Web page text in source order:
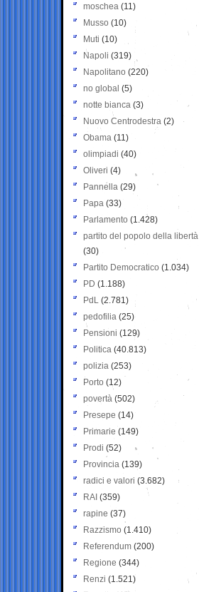
moschea (11)
Musso (10)
Muti (10)
Napoli (319)
Napolitano (220)
no global (5)
notte bianca (3)
Nuovo Centrodestra (2)
Obama (11)
olimpiadi (40)
Oliveri (4)
Pannella (29)
Papa (33)
Parlamento (1.428)
partito del popolo della libertà
(30)
Partito Democratico (1.034)
PD (1.188)
PdL (2.781)
pedofilia (25)
Pensioni (129)
Politica (40.813)
polizia (253)
Porto (12)
povertà (502)
Presepe (14)
Primarie (149)
Prodi (52)
Provincia (139)
radici e valori (3.682)
RAI (359)
rapine (37)
Razzismo (1.410)
Referendum (200)
Regione (344)
Renzi (1.521)